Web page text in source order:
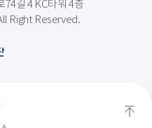
74길 4 KC타워 4층
Right Reserved.